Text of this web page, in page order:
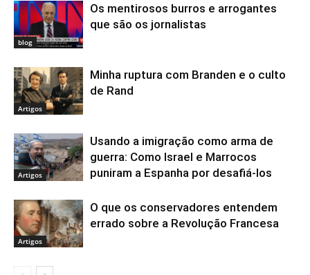
blog
Os mentirosos burros e arrogantes
que são os jornalistas
Artigos
Minha ruptura com Branden e o culto
de Rand
Artigos
Usando a imigração como arma de
guerra: Como Israel e Marrocos
puniram a Espanha por desafiá-los
Artigos
O que os conservadores entendem
errado sobre a Revolução Francesa